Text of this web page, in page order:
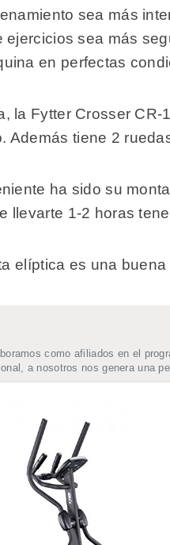
sea más
ejercicios sea más
en perfectas
la Fytter Crosser
Además tiene 2
ha sido su
llevarte 1-2 horas
elíptica es una
como afiliados en el
a nosotros nos genera una